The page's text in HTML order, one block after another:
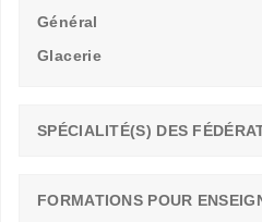
Général
Glacerie
SPÉCIALITÉ(S) DES
FORMATIONS POUR